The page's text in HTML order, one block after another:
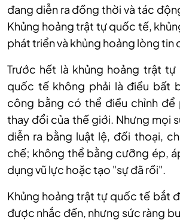
đang diễn ra đồng thời và tác
Khủng hoảng trật tự quốc tế,
phát triển và khủng hoảng lòng tin
Trước hết là khủng hoảng trật
quốc tế không phải là điều bất
công bằng có thể điều chỉnh để
thay đổi của thế giới. Nhưng mọi
diễn ra bằng luật lệ, đối thoại,
chế; không thể bằng cưỡng ép,
dụng vũ lực hoặc tạo "sự đã rồi".
Khủng hoảng trật tự quốc tế bắt
được nhắc đến, nhưng sức ràng